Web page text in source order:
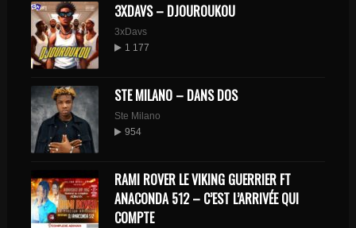
3XDAVS – DJOUROUKOU
3xDavs
1 177
STE MILANO – DANS DOS
Ste Milano
954
RAMI ROVER LE VIKING GUERRIER FT
ANACONDA 512 – C’EST L’ARRIVÉE QUI
COMPTE